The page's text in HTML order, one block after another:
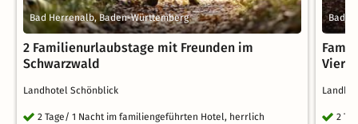
Bad Herrenalb, Baden-Württemberg
2 Familienurlaubstage mit Freunden im
Schwarzwald
Landhotel Schönblick
2 Tage/ 1 Nacht im familiengeführten Hotel, herrlich
Bad
2